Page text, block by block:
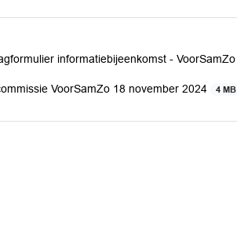
informatiebijeenkomst - VoorSamZo
VoorSamZo 18 november 2024 4 MB